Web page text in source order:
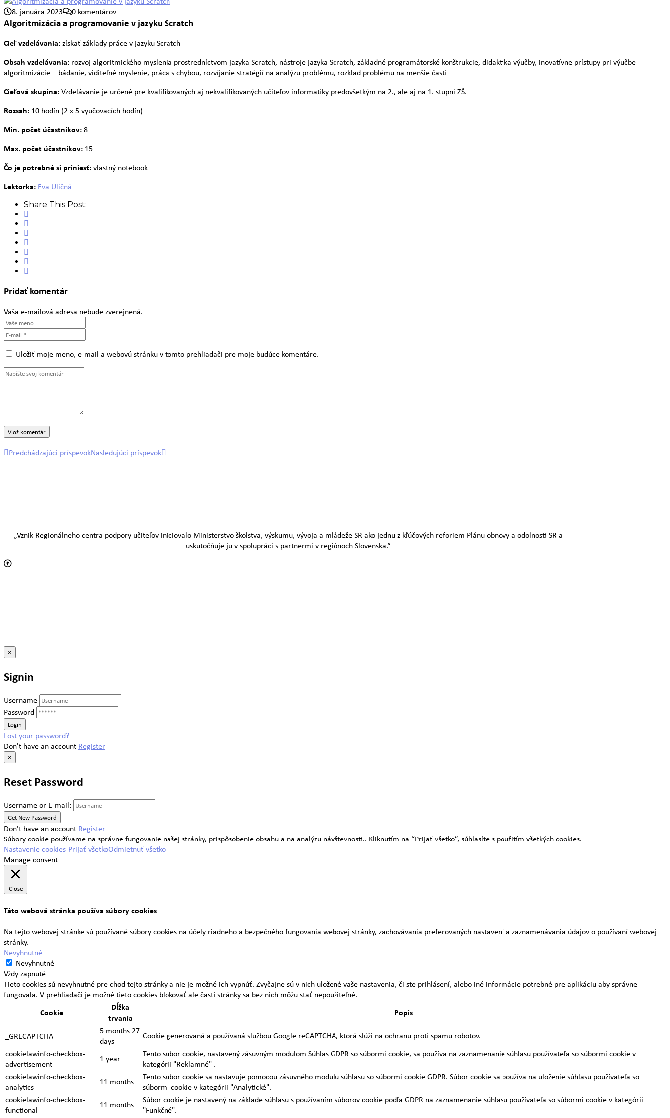
8. januára 2023 0 komentárov
Algoritmizácia a programovanie v jazyku Scratch
Cieľ vzdelávania:získať základy práce v jazyku Scratch
Obsah vzdelávania: rozvoj algoritmického myslenia prostredníctvom jazyka Scratch, nástroje jazyka Scratch, základné programátorské konštrukcie, didaktika výučby, inovatívne prístupy pri výučbe
algoritmizácie – bádanie, viditeľné myslenie, práca s chybou, rozvíjanie stratégií na analýzu problému, rozklad problému na menšie časti
Cieľová skupina:Vzdelávanie je určené pre kvalifikovaných aj nekvalifikovaných učiteľov informatiky predovšetkým na 2., ale aj na 1. stupni ZŠ.
Rozsah: 10 hodín (2 x 5 vyučovacích hodín)
Min. počet účastníkov:8
Max. počet účastníkov: 15
Čo je potrebné si priniesť:vlastný notebook
Lektorka: Eva Uličná
Share This Post:
Pridať komentár
Vaša e-mailová adresa nebude zverejnená.
Uložiť moje meno, e-mail a webovú stránku v tomto prehliadači pre moje budúce komentáre.
Predchádzajúci príspevokNasledujúci príspevok
„Vznik Regionálneho centra podpory učiteľov iniciovalo Ministerstvo školstva, výskumu, vývoja a mládeže SR ako jednu z kľúčových reforiem Plánu obnovy a odolnosti SR a
uskutočňuje ju v spolupráci s partnermi v regiónoch Slovenska.“
×
Signin
Username
Password
Lost your password?
Don't have an account Register
×
Reset Password
Username or E-mail:
Don't have an account Register
Súbory cookie používame na správne fungovanie našej stránky, prispôsobenie obsahu a na analýzu návštevnosti.. Kliknutím na “Prijať všetko”, súhlasíte s použitím všetkých cookies.
Nastavenie cookies Prijať všetkoOdmietnuť všetko
Manage consent
Close
Táto webová stránka používa súbory cookies
Na tejto webovej stránke sú používané súbory cookies na účely riadneho a bezpečného fungovania webovej stránky, zachovávania preferovaných nastavení a zaznamenávania údajov o používaní webovej
stránky.
Nevyhnutné
Nevyhnutné
Vždy zapnuté
Tieto cookies sú nevyhnutné pre chod tejto stránky a nie je možné ich vypnúť. Zvyčajne sú v nich uložené vaše nastavenia, či ste prihlásení, alebo iné informácie potrebné pre aplikáciu aby správne
fungovala. V prehliadači je možné tieto cookies blokovať ale časti stránky sa bez nich môžu stať nepoužiteľné.
Cookie
Dĺžka
trvania
Popis
_GRECAPTCHA
5 months 27
days
Cookie generovaná a používaná službou Google reCAPTCHA, ktorá slúži na ochranu proti spamu robotov.
cookielawinfo-checkbox-
advertisement
1 year
Tento súbor cookie, nastavený zásuvným modulom Súhlas GDPR so súbormi cookie, sa používa na zaznamenanie súhlasu používateľa so súbormi cookie v
kategórii "Reklamné" .
cookielawinfo-checkbox-
analytics
11 months
Tento súbor cookie sa nastavuje pomocou zásuvného modulu súhlasu so súbormi cookie GDPR. Súbor cookie sa používa na uloženie súhlasu používateľa so
súbormi cookie v kategórii "Analytické".
cookielawinfo-checkbox-
functional
11 months
Súbor cookie je nastavený na základe súhlasu s používaním súborov cookie podľa GDPR na zaznamenanie súhlasu používateľa so súbormi cookie v kategórii
"Funkčné".